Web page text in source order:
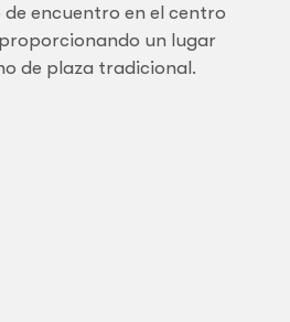
encuentro en el centro
un lugar
de plaza tradicional.